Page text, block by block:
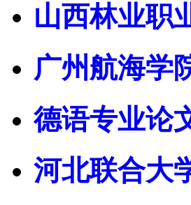
山西林业职
广州航海学
德语专业论
河北联合大